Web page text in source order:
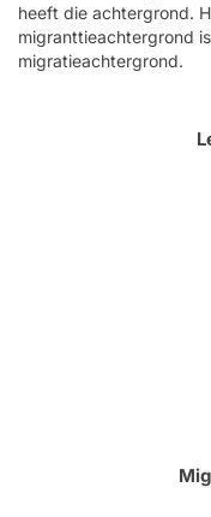
heeft die achtergrond.
migranttieachtergrond
migratieachtergrond.